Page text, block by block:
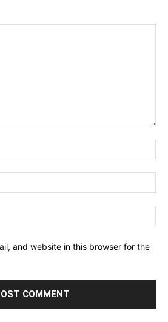
and website in this browser for the